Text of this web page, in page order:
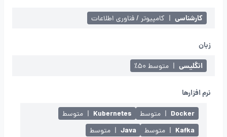
کارشناسی | کامپیوتر / فناوری اطلاعات
زبان
انگلیسی | متوسط ۵۰٪
نرم افزارها
Docker
| متوسط Kubernetes
| متوسط
Kafka
| متوسط Java
| متوسط